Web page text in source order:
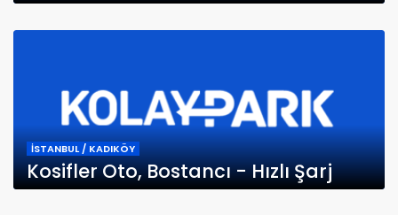
İSTANBUL / KADIKÖY
Kosifler Oto, Bostancı - Hızlı Şarj